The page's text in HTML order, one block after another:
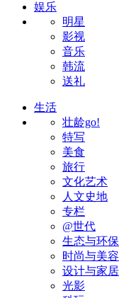
娱乐
明星
影视
音乐
韩流
送礼
生活
壮龄go!
特写
美食
旅行
文化艺术
人文史地
专栏
@世代
生态与环保
时尚与美容
设计与家居
光影